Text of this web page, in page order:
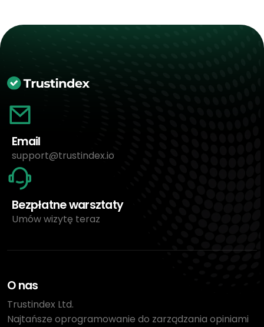
Email
support@trustindex.io
Bezpłatne warsztaty
Umów wizytę teraz
O nas
Trustindex Ltd.
Najtańsze oprogramowanie do zarządzania opiniami